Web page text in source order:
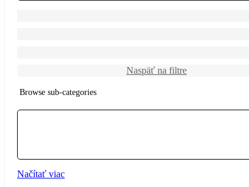
Naspäť na filtre
Browse sub-categories
Načítať viac